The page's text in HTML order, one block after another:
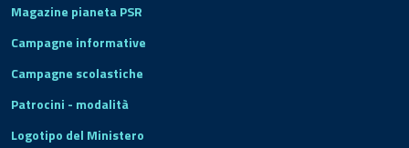
Magazine pianeta PSR
Campagne informative
Campagne scolastiche
Patrocini - modalità
Logotipo del Ministero